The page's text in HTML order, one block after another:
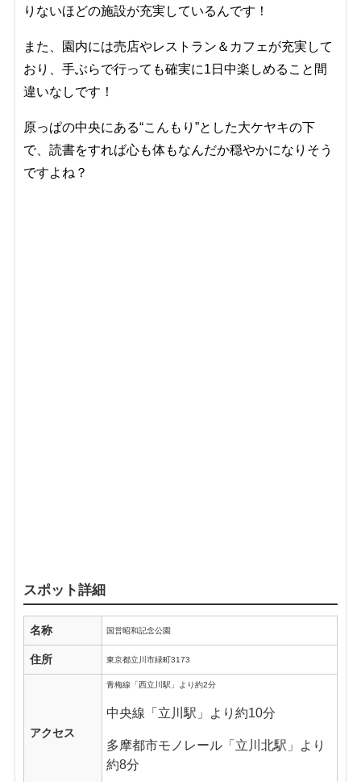
りないほどの施設が充実しているんです！
また、園内には売店やレストラン＆カフェが充実して
おり、手ぶらで行っても確実に1日中楽しめること間
違いなしです！
原っぱの中央にある“こんもり”とした大ケヤキの下
で、読書をすれば心も体もなんだか穏やかになりそう
ですよね？
スポット詳細
名称 国営昭和記念公園
住所 東京都立川市緑町3173
アクセス
青梅線「西立川駅」より約2分
中央線「立川駅」より約10分
多摩都市モノレール「立川北駅」より
約8分